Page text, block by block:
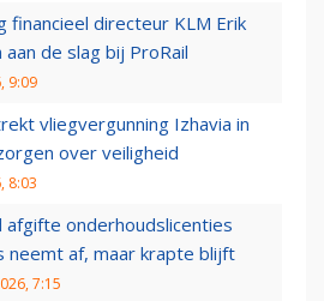
financieel directeur KLM Erik
aan de slag bij ProRail
9:09
vliegvergunning Izhavia in
over veiligheid
8:03
afgifte onderhoudslicenties
neemt af, maar krapte blijft
7:15